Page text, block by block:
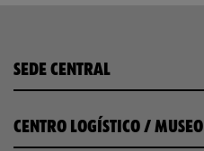
SEDE CENTRAL
CENTRO LOGÍSTICO / MUSEO